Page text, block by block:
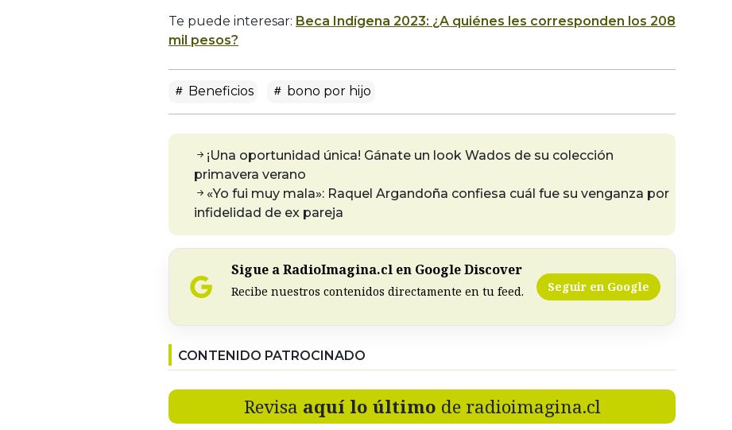
Te puede interesar: Beca Indígena 2023: ¿A quiénes les corresponden los 208
mil pesos?
Beneficios bono por hijo
¡Una oportunidad única! Gánate un look Wados de su colección
primavera verano
«Yo fui muy mala»: Raquel Argandoña confiesa cuál fue su venganza por
infidelidad de ex pareja
Sigue a RadioImagina.cl en Google Discover
Recibe nuestros contenidos directamente en tu feed. Seguir en Google
CONTENIDO PATROCINADO
Revisa aquí lo último de radioimagina.cl